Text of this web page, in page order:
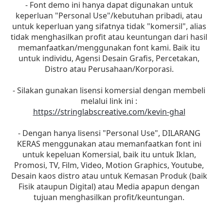
- Font demo ini hanya dapat digunakan untuk
keperluan "Personal Use"/kebutuhan pribadi, atau
untuk keperluan yang sifatnya tidak "komersil", alias
tidak menghasilkan profit atau keuntungan dari hasil
memanfaatkan/menggunakan font kami. Baik itu
untuk individu, Agensi Desain Grafis, Percetakan,
Distro atau Perusahaan/Korporasi.
- Silakan gunakan lisensi komersial dengan membeli
melalui link ini :
https://stringlabscreative.com/kevin-ghal
- Dengan hanya lisensi "Personal Use", DILARANG
KERAS menggunakan atau memanfaatkan font ini
untuk kepeluan Komersial, baik itu untuk Iklan,
Promosi, TV, Film, Video, Motion Graphics, Youtube,
Desain kaos distro atau untuk Kemasan Produk (baik
Fisik ataupun Digital) atau Media apapun dengan
tujuan menghasilkan profit/keuntungan.